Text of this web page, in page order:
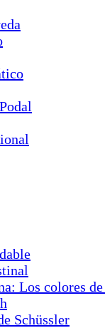
Los colores
Schüssler